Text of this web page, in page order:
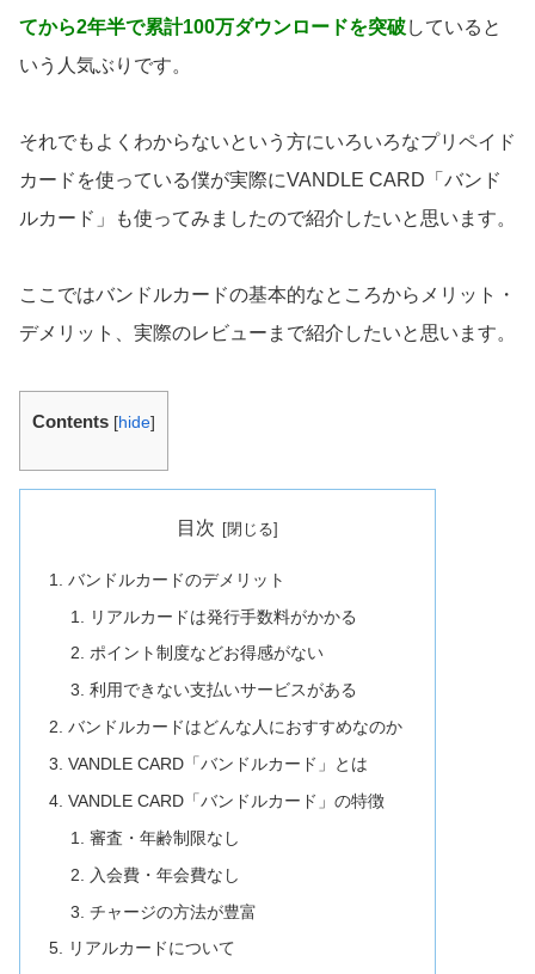
てから2年半で累計100万ダウンロードを突破していると
いう人気ぶりです。
それでもよくわからないという方にいろいろなプリペイド
カードを使っている僕が実際にVANDLE CARD「バンド
ルカード」も使ってみましたので紹介したいと思います。
ここではバンドルカードの基本的なところからメリット・
デメリット、実際のレビューまで紹介したいと思います。
Contents [hide]
目次
バンドルカードのデメリット
リアルカードは発行手数料がかかる
ポイント制度などお得感がない
利用できない支払いサービスがある
バンドルカードはどんな人におすすめなのか
VANDLE CARD「バンドルカード」とは
VANDLE CARD「バンドルカード」の特徴
審査・年齢制限なし
入会費・年会費なし
チャージの方法が豊富
リアルカードについて